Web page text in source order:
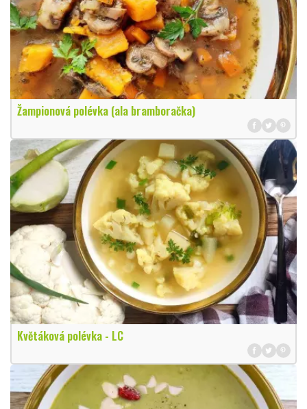
Žampionová polévka (ala bramboračka)
Květáková polévka - LC